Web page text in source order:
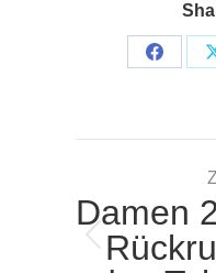
Share
Damen